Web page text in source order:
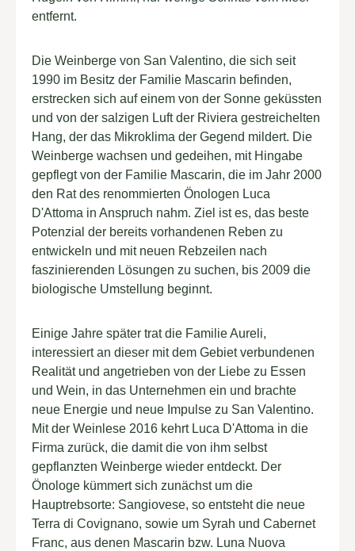
entfernt.
Die Weinberge von San Valentino, die sich seit
1990 im Besitz der Familie Mascarin befinden,
erstrecken sich auf einem von der Sonne geküssten
und von der salzigen Luft der Riviera gestreichelten
Hang, der das Mikroklima der Gegend mildert. Die
Weinberge wachsen und gedeihen, mit Hingabe
gepflegt von der Familie Mascarin, die im Jahr 2000
den Rat des renommierten Önologen Luca
D'Attoma in Anspruch nahm. Ziel ist es, das beste
Potenzial der bereits vorhandenen Reben zu
entwickeln und mit neuen Rebzeilen nach
faszinierenden Lösungen zu suchen, bis 2009 die
biologische Umstellung beginnt.
Einige Jahre später trat die Familie Aureli,
interessiert an dieser mit dem Gebiet verbundenen
Realität und angetrieben von der Liebe zu Essen
und Wein, in das Unternehmen ein und brachte
neue Energie und neue Impulse zu San Valentino.
Mit der Weinlese 2016 kehrt Luca D'Attoma in die
Firma zurück, die damit die von ihm selbst
gepflanzten Weinberge wieder entdeckt. Der
Önologe kümmert sich zunächst um die
Hauptrebsorte: Sangiovese, so entsteht die neue
Terra di Covignano, sowie um Syrah und Cabernet
Franc, aus denen Mascarin bzw. Luna Nuova